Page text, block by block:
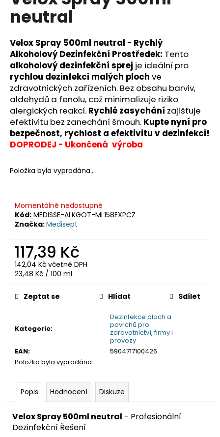
hvězdiček.
neutral
Velox Spray 500ml neutral - Rychlý
Alkoholový Dezinfekční Prostředek: Tento
alkoholový dezinfekční sprej je ideální pro
rychlou dezinfekci malých ploch ve
zdravotnických zařízeních. Bez obsahu barviv,
aldehydů a fenolu, což minimalizuje riziko
alergických reakcí. Rychlé zasychání zajišťuje
efektivitu bez zanechání šmouh. Kupte nyní pro
bezpečnost, rychlost a efektivitu v dezinfekci!
DOPRODEJ - Ukončená výroba
Položka byla vyprodána…
Momentálně nedostupné
Kód: MEDISSE-ALKGOT-ML158EXPCZ
Značka:Medisept
117,39 Kč
142,04 Kč včetně DPH
Měrná
cena:
23,48 Kč / 100 ml
Kategorie:
Dezinfekce ploch a
povrchů pro
zdravotnictví, firmy i
provozy
EAN:
5904717100426
Položka byla vyprodána…
Zeptat se Hlídat Sdílet
Popis Hodnocení Diskuze
Velox Spray 500ml neutral - Profesionální
Dezinfekční Řešení
a
j
í
t
?
HLEDAT
o
o
u
č
j
m
e